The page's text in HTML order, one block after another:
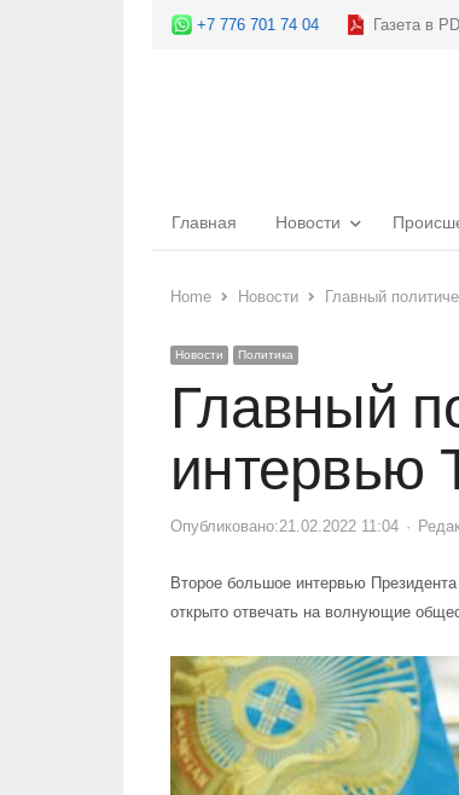
+7 776 701 74 04 Газета в
Главная Новости
Home
Новости Главный
Новости Политика
Главный
интервью
Опубликовано:21.02.2022 11:04
Второе большое интервью
открыто отвечать на волнующие